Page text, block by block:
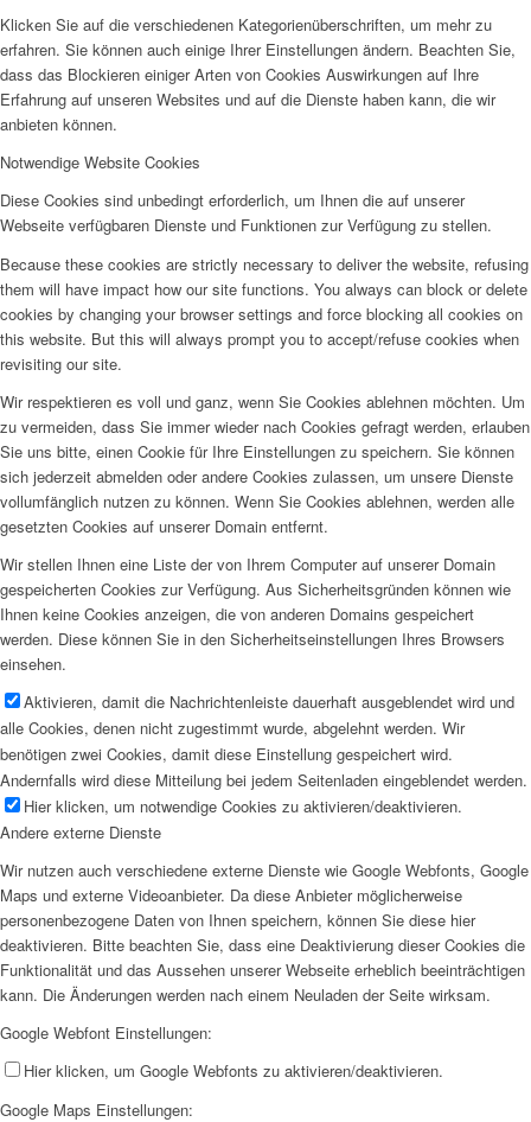
Klicken Sie auf die verschiedenen Kategorienüberschriften, um mehr zu
erfahren. Sie können auch einige Ihrer Einstellungen ändern. Beachten Sie,
dass das Blockieren einiger Arten von Cookies Auswirkungen auf Ihre
Erfahrung auf unseren Websites und auf die Dienste haben kann, die wir
anbieten können.
Notwendige Website Cookies
Diese Cookies sind unbedingt erforderlich, um Ihnen die auf unserer
Webseite verfügbaren Dienste und Funktionen zur Verfügung zu stellen.
Because these cookies are strictly necessary to deliver the website, refusing
them will have impact how our site functions. You always can block or delete
cookies by changing your browser settings and force blocking all cookies on
this website. But this will always prompt you to accept/refuse cookies when
revisiting our site.
Wir respektieren es voll und ganz, wenn Sie Cookies ablehnen möchten. Um
zu vermeiden, dass Sie immer wieder nach Cookies gefragt werden, erlauben
Sie uns bitte, einen Cookie für Ihre Einstellungen zu speichern. Sie können
sich jederzeit abmelden oder andere Cookies zulassen, um unsere Dienste
vollumfänglich nutzen zu können. Wenn Sie Cookies ablehnen, werden alle
gesetzten Cookies auf unserer Domain entfernt.
Wir stellen Ihnen eine Liste der von Ihrem Computer auf unserer Domain
gespeicherten Cookies zur Verfügung. Aus Sicherheitsgründen können wie
Ihnen keine Cookies anzeigen, die von anderen Domains gespeichert
werden. Diese können Sie in den Sicherheitseinstellungen Ihres Browsers
einsehen.
Aktivieren, damit die Nachrichtenleiste dauerhaft ausgeblendet wird und
alle Cookies, denen nicht zugestimmt wurde, abgelehnt werden. Wir
benötigen zwei Cookies, damit diese Einstellung gespeichert wird.
Andernfalls wird diese Mitteilung bei jedem Seitenladen eingeblendet werden.
Hier klicken, um notwendige Cookies zu aktivieren/deaktivieren.
Andere externe Dienste
Wir nutzen auch verschiedene externe Dienste wie Google Webfonts, Google
Maps und externe Videoanbieter. Da diese Anbieter möglicherweise
personenbezogene Daten von Ihnen speichern, können Sie diese hier
deaktivieren. Bitte beachten Sie, dass eine Deaktivierung dieser Cookies die
Funktionalität und das Aussehen unserer Webseite erheblich beeinträchtigen
kann. Die Änderungen werden nach einem Neuladen der Seite wirksam.
Google Webfont Einstellungen:
Hier klicken, um Google Webfonts zu aktivieren/deaktivieren.
Google Maps Einstellungen: